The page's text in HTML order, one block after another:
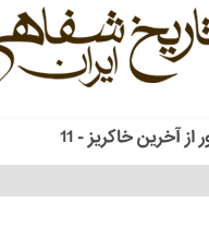
از آخرین خاکریز - 11